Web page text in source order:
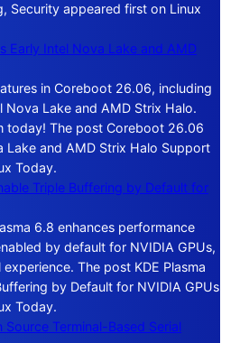
Security appeared first on Linux
Early Intel Nova Lake and AMD
in Coreboot 26.06, including
Lake and AMD Strix Halo.
today! The post Coreboot 26.06
Lake and AMD Strix Halo Support
Today.
Triple Buffering by Default for
6.8 enhances performance
by default for NVIDIA GPUs,
The post KDE Plasma
by Default for NVIDIA GPUs
Today.
Source Terminal-Based Serial